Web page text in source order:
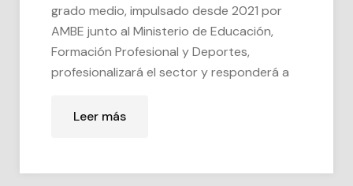
grado medio, impulsado desde 2021 por
AMBE junto al Ministerio de Educación,
Formación Profesional y Deportes,
profesionalizará el sector y responderá a
Leer más